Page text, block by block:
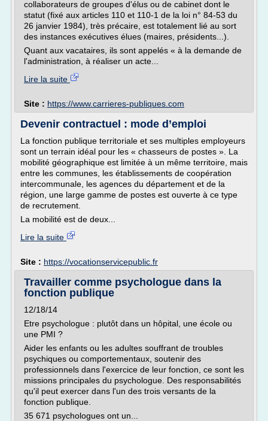
collaborateurs de groupes d'élus ou de cabinet dont le
statut (fixé aux articles 110 et 110-1 de la loi n° 84-53 du
26 janvier 1984), très précaire, est totalement lié au sort
des instances exécutives élues (maires, présidents...).
Quant aux vacataires, ils sont appelés « à la demande de
l'administration, à réaliser un acte...
Lire la suite
Site : https://www.carrieres-publiques.com
Devenir contractuel : mode d’emploi
La fonction publique territoriale et ses multiples employeurs
sont un terrain idéal pour les « chasseurs de postes ». La
mobilité géographique est limitée à un même territoire, mais
entre les communes, les établissements de coopération
intercommunale, les agences du département et de la
région, une large gamme de postes est ouverte à ce type
de recrutement.
La mobilité est de deux...
Lire la suite
Site : https://vocationservicepublic.fr
Travailler comme psychologue dans la
fonction publique
12/18/14
Etre psychologue : plutôt dans un hôpital, une école ou
une PMI ?
Aider les enfants ou les adultes souffrant de troubles
psychiques ou comportementaux, soutenir des
professionnels dans l'exercice de leur fonction, ce sont les
missions principales du psychologue. Des responsabilités
qu'il peut exercer dans l'un des trois versants de la
fonction publique.
35 671 psychologues ont un...